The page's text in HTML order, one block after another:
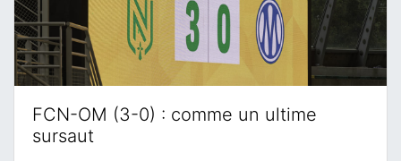
FCN-OM (3-0) : comme un ultime
sursaut